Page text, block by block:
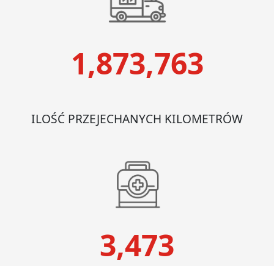
1,873,763
ILOŚĆ PRZEJECHANYCH KILOMETRÓW
3,473